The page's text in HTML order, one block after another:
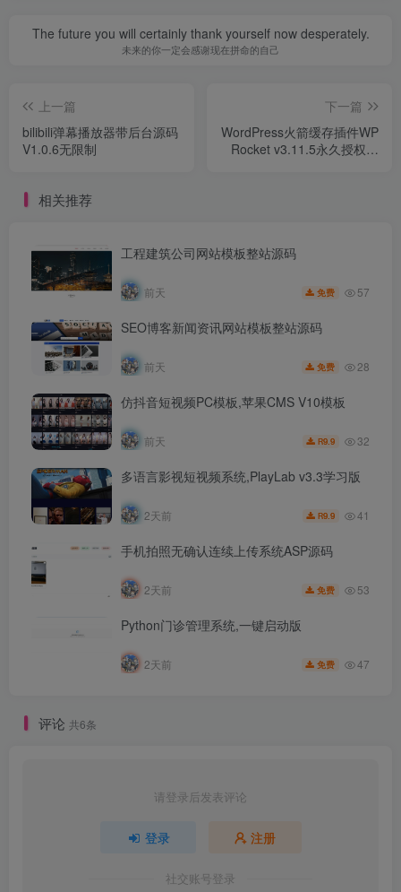
The future you will certainly thank yourself now desperately.
未来的你一定会感谢现在拼命的自己
上一篇
bilibili弹幕播放器带后台源码
V1.0.6无限制
下一篇
WordPress火箭缓存插件WP
Rocket v3.11.5永久授权中
相关推荐
工程建筑公司网站模板整站源码
前天 免费 57
SEO博客新闻资讯网站模板整站源码
前天 免费 28
仿抖音短视频PC模板,苹果CMS V10模板
前天 R9.9 32
多语言影视短视频系统,PlayLab v3.3学习版
2天前 R9.9 41
手机拍照无确认连续上传系统ASP源码
2天前 免费 53
Python门诊管理系统,一键启动版
2天前 免费 47
评论 共6条
请登录后发表评论
登录 注册
社交账号登录